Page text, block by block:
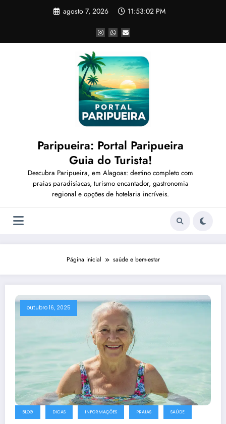
agosto 7, 2026 11:53:04 PM
Paripueira: Portal Paripueira
Guia do Turista!
Descubra Paripueira, em Alagoas: destino completo com
praias paradisíacas, turismo encantador, gastronomia
regional e opções de hotelaria incríveis.
Página inicial saúde e bem-estar
outubro 16, 2025
BLOG DICAS INFORMAÇÕES PRAIAS SAÚDE